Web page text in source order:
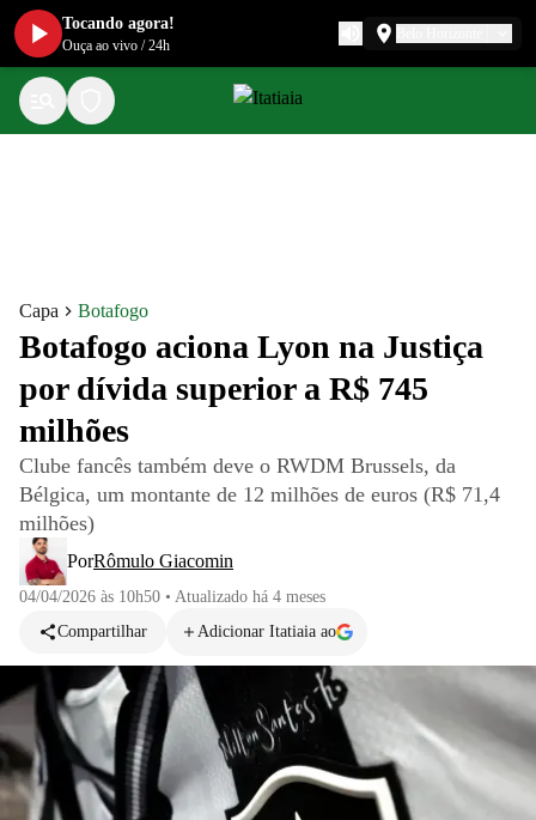
Capa Botafogo
Botafogo aciona Lyon na Justiça
por dívida superior a R$ 745
milhões
Clube fancês também deve o RWDM Brussels, da
Bélgica, um montante de 12 milhões de euros (R$ 71,4
milhões)
PorRômulo Giacomin
04/04/2026 às 10h50 • Atualizado há 4 meses
Compartilhar
Adicionar Itatiaia ao
Tocando agora!
Ouça ao vivo /24h